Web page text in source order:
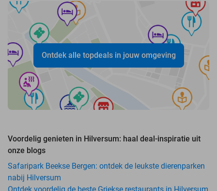
Ontdek alle topdeals in jouw omgeving
Voordelig genieten in Hilversum: haal deal-inspiratie uit
onze blogs
Safaripark Beekse Bergen: ontdek de leukste dierenparken
nabij Hilversum
Ontdek voordelig de beste Griekse restaurants in Hilversum